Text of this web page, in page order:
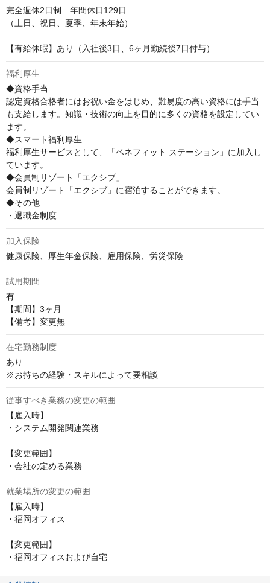
完全週休2日制　年間休日129日
（土日、祝日、夏季、年末年始）
【有給休暇】あり（入社後3日、6ヶ月勤続後7日付与）
福利厚生
◆資格手当
認定資格合格者にはお祝い金をはじめ、難易度の高い資格には手当
も支給します。知識・技術の向上を目的に多くの資格を設定してい
ます。
◆スマート福利厚生
福利厚生サービスとして、「ベネフィット ステーション」に加入し
ています。
◆会員制リゾート「エクシブ」
会員制リゾート「エクシブ」に宿泊することができます。
◆その他
・退職金制度
加入保険
健康保険、厚生年金保険、雇用保険、労災保険
試用期間
有
【期間】3ヶ月
【備考】変更無
在宅勤務制度
あり
※お持ちの経験・スキルによって要相談
従事すべき業務の変更の範囲
【雇入時】
・システム開発関連業務
【変更範囲】
・会社の定める業務
就業場所の変更の範囲
【雇入時】
・福岡オフィス
【変更範囲】
・福岡オフィスおよび自宅